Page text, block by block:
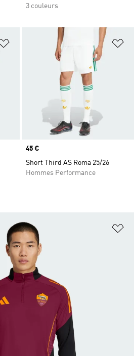
3 couleurs
Ajouter à la Liste de produits
Prix
45 €
Short Third AS Roma 25/26
Hommes Performance